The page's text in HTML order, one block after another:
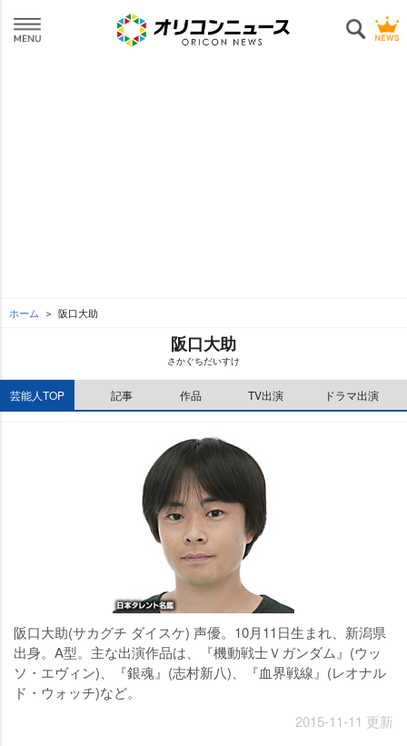
ホーム 阪口大助
阪口大助
さかぐちだいすけ
芸能人TOP 記事 作品 TV出演 ドラマ出演
阪口大助(サカグチ ダイスケ) 声優。10月11日生まれ、新潟県
出身。A型。主な出演作品は、『機動戦士Ｖガンダム』(ウッ
ソ・エヴィン)、『銀魂』(志村新八)、『血界戦線』(レオナル
ド・ウォッチ)など。
2015-11-11 更新